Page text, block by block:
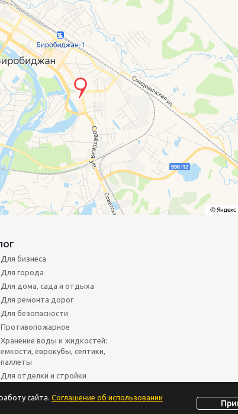
Для бизнеса
Для города
Для дома, сада и отдыха
Для ремонта дорог
Для безопасности
Противопожарное
Хранение воды и жидкостей:
емкости, еврокубы, септики,
паллеты
Для отделки и стройки
Защита глаз и дыхания
сайта. Соглашение об использовании